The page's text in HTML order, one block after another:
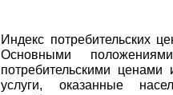
Индекс потребительских
Основными
потребительскими
услуги, оказанные